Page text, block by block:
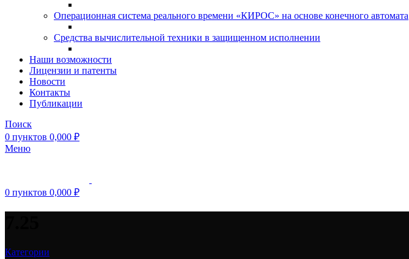
Операционная система реального времени «КИРОС» на основе конечного автомата
Средства вычислительной техники в защищенном исполнении
Наши возможности
Лицензии и патенты
Новости
Контакты
Публикации
Поиск
0 пунктов 0,000 ₽
Меню
0 пунктов 0,000 ₽
Категории